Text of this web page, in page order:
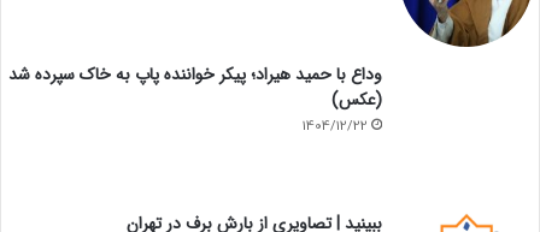
وداع با حمید هیراد؛ پیکر خواننده پاپ به خاک سپرده شد
(عکس)
1404/12/22
ببینید | تصاویری از بارش برف در تهران